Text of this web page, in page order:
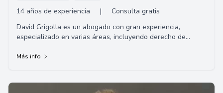
14 años de experiencia |
Consulta gratis
David Grigolla es un abogado con gran experiencia,
especializado en varias áreas, incluyendo derecho de
Más info